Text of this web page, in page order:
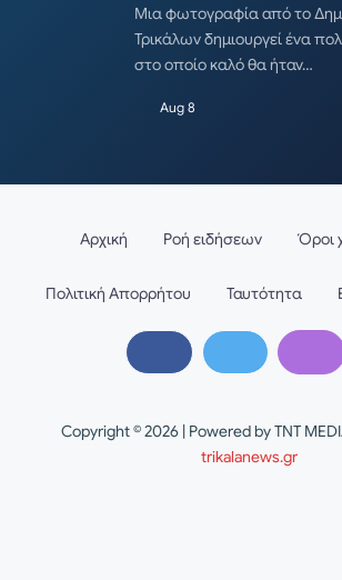
Μια φωτογραφία από το
Τρικάλων δημιουργεί ένα
στο οποίο καλό θα ήταν…
Aug 8
Copyright © 2026 | Powered by TNT
trikalanews.gr
Αρχική Ροή ειδήσεων Όροι
Πολιτική Απορρήτου Ταυτότητα